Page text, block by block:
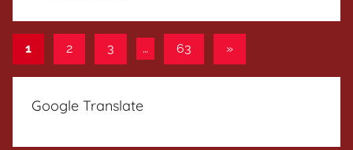
Paginación
de
entradas
1 2 3 … 63
Entradas
»
Google Translate